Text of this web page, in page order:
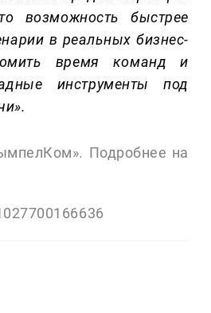
возможность быстрее
в реальных бизнес-
время команд и
инструменты под
Подробнее на